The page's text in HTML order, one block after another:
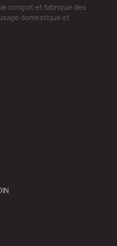
conçoit et fabrique des
domestique et